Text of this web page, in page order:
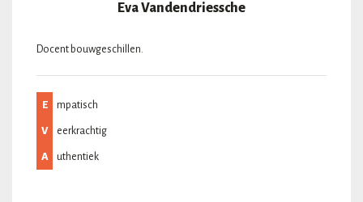
Eva Vandendriessche
Docent bouwgeschillen.
E mpatisch
V eerkrachtig
A uthentiek